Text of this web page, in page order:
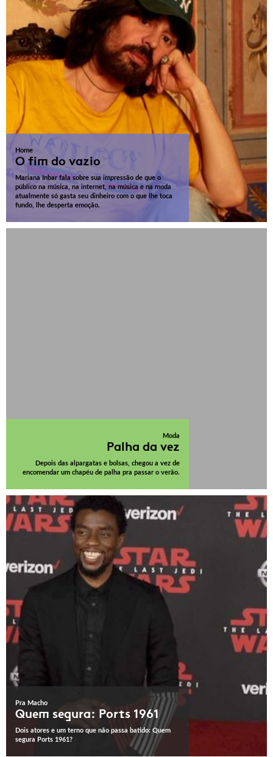
Home
O fim do vazio
Mariana Inbar fala sobre sua impressão de que o
público na música, na internet, na música e na moda
atualmente só gasta seu dinheiro com o que lhe toca
fundo, lhe desperta emoção.
Moda
Palha da vez
Depois das alpargatas e bolsas, chegou a vez de
encomendar um chapéu de palha pra passar o verão.
Pra Macho
Quem segura: Ports 1961
Dois atores e um terno que não passa batido: Quem
segura Ports 1961?